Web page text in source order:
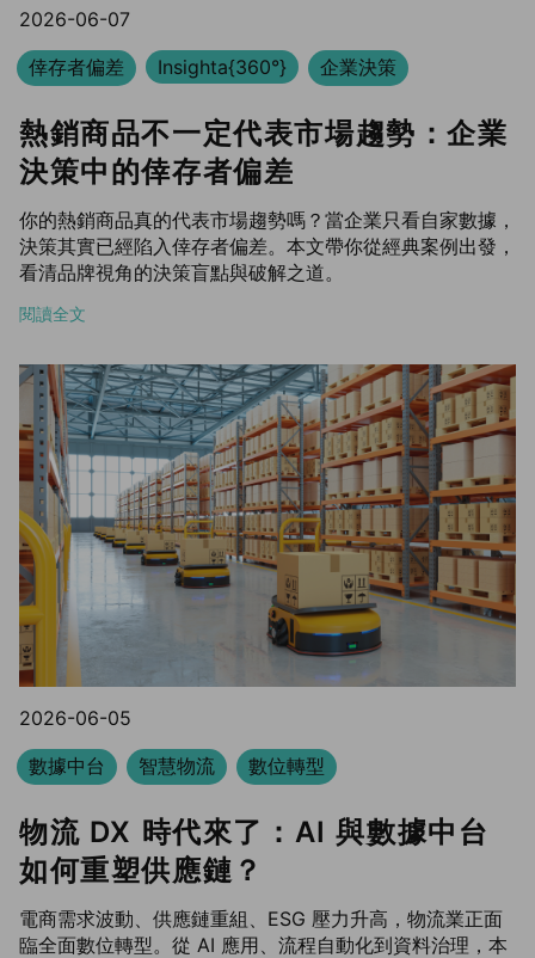
2026-06-07
倖存者偏差
Insighta{360°} 企業決策
熱銷商品不一定代表市場趨勢：企業
決策中的倖存者偏差
你的熱銷商品真的代表市場趨勢嗎？當企業只看自家數據，
決策其實已經陷入倖存者偏差。本文帶你從經典案例出發，
看清品牌視角的決策盲點與破解之道。
閱讀全文
2026-06-05
數據中台
智慧物流 數位轉型
物流 DX 時代來了：AI 與數據中台
如何重塑供應鏈？
電商需求波動、供應鏈重組、ESG 壓力升高，物流業正面
臨全面數位轉型。從 AI 應用、流程自動化到資料治理，本